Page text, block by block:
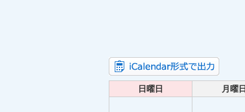
日曜日 月曜日